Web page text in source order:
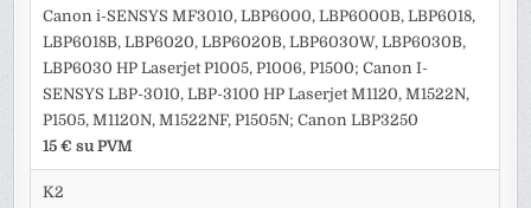
Canon i-SENSYS MF3010, LBP6000, LBP6000B, LBP6018,
LBP6018B, LBP6020, LBP6020B, LBP6030W, LBP6030B,
LBP6030 HP Laserjet P1005, P1006, P1500; Canon I-
SENSYS LBP-3010, LBP-3100 HP Laserjet M1120, M1522N,
P1505, M1120N, M1522NF, P1505N; Canon LBP3250
15 € su PVM
K2